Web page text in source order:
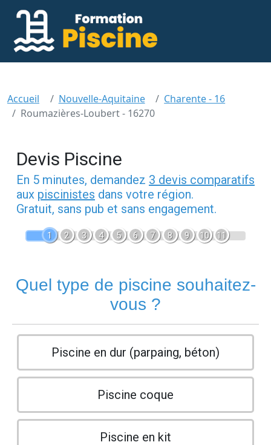
Accueil Nouvelle-Aquitaine
Charente - 16
Roumazières-Loubert - 16270
Devis Piscine
En 5 minutes, demandez 3 devis comparatifs
aux piscinistes dans votre région.
Gratuit, sans pub et sans engagement.
1 2 3 4 5 6 7 8 9 10 11
Quel type de piscine souhaitez-
vous ?
Piscine en dur (parpaing, béton)
Piscine coque
Piscine en kit